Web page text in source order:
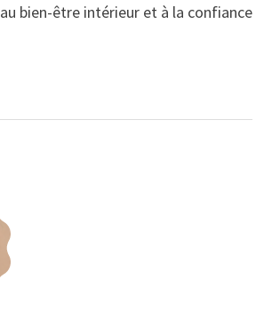
bien-être intérieur et à la confiance